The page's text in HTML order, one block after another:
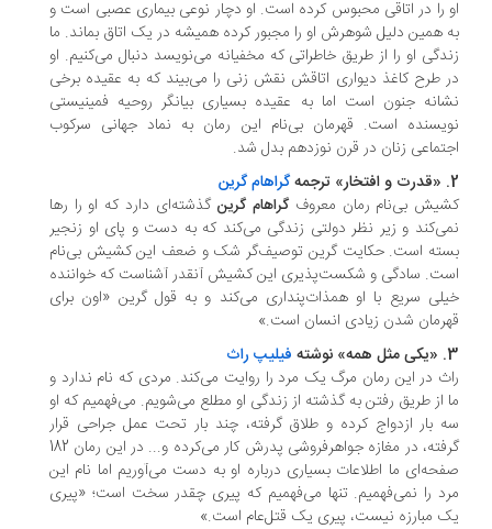
را در اتاقی محبوس کرده است. او دچار نوعی بیماری عصبی است و
همین دلیل شوهرش او را مجبور کرده همیشه در یک اتاق بماند. ما
او را از طریق خاطراتی که مخفیانه می‌نویسد دنبال می‌کنیم. او
طرح کاغذ دیواری اتاقش نقش زنی را می‌بیند که به عقیده برخی
جنون است اما به عقیده بسیاری بیانگر روحیه فمینیستی
است. قهرمان بی‌نام این رمان به نماد جهانی سرکوب
زنان در قرن نوزدهم بدل شد.
گراهام گرین
بی‌نام رمان معروفگراهام گرینگذشته‌ای دارد که او را رها
و زیر نظر دولتی زندگی می‌کند که به دست و پای او زنجیر
است. حکایت گرین توصیف‌گر شک و ضعف این کشیش بی‌نام
سادگی و شکست‌پذیری این کشیش آنقدر آشناست که خواننده
سریع با او همذات‌پنداری می‌کند و به قول گرین «اون برای
شدن زیادی انسان است.»
فیلیپ راث
در این رمان مرگ یک مرد را روایت می‌کند. مردی که نام ندارد و
از طریق رفتن به گذشته از زندگی او مطلع می‌شویم. می‌فهمیم که او
بار ازدواج کرده و طلاق گرفته، چند بار تحت عمل جراحی قرار
گرفته، در مغازه جواهرفروشی پدرش کار می‌کرده و... در این رمان 182
ما اطلاعات بسیاری درباره او به دست می‌آوریم اما نام این
را نمی‌فهمیم. تنها می‌فهمیم که پیری چقدر سخت است؛ «پیری
مبارزه نیست، پیری یک قتل‌عام است.»